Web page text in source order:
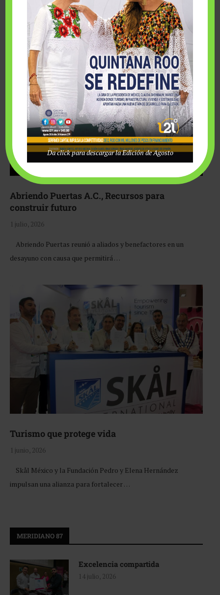
Fairmont Mayakoba y Make-A-Wish México unieron
esfuerzos para hacer realidad el deseo de una …
Abriendo Puertas A.C., Recursos para
construir futuro
1 julio, 2026
Abriendo Puertas reunió a aliados y benefactores en un
desayuno con causa que permitirá …
Turismo que protege vida
1 junio, 2026
Skål México y la Fundación Pedro y Elena Hernández
impulsan una alianza para fortalecer …
MERIDIANO 87
Excelencia compartida
14 julio, 2026
Da click para descargar la Edición de Agosto